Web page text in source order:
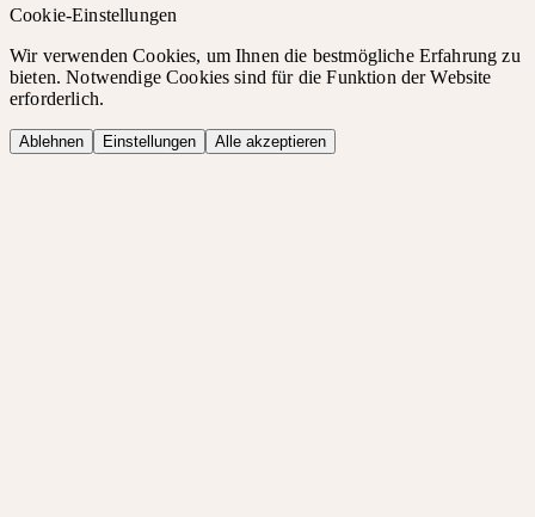
Cookie-Einstellungen
Wir verwenden Cookies, um Ihnen die bestmögliche Erfahrung zu
bieten. Notwendige Cookies sind für die Funktion der Website
erforderlich.
Ablehnen Einstellungen Alle akzeptieren